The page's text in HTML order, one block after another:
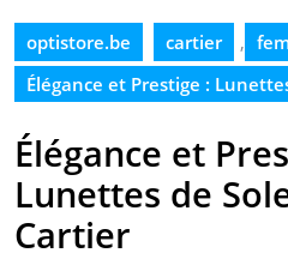
optistore.be cartier ,
Élégance et Prestige :
Élégance et
Lunettes de
Cartier